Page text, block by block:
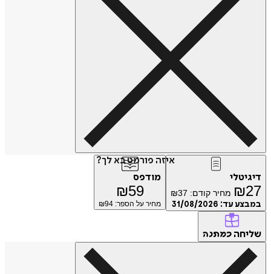
איזה פורמט בא לך?
דיגיטלי
₪27 מחיר קודם: ₪37
במבצע עד: 31/08/2026
מודפס
₪59
מחיר על הספר: ₪ 94
שליחה כמתנה